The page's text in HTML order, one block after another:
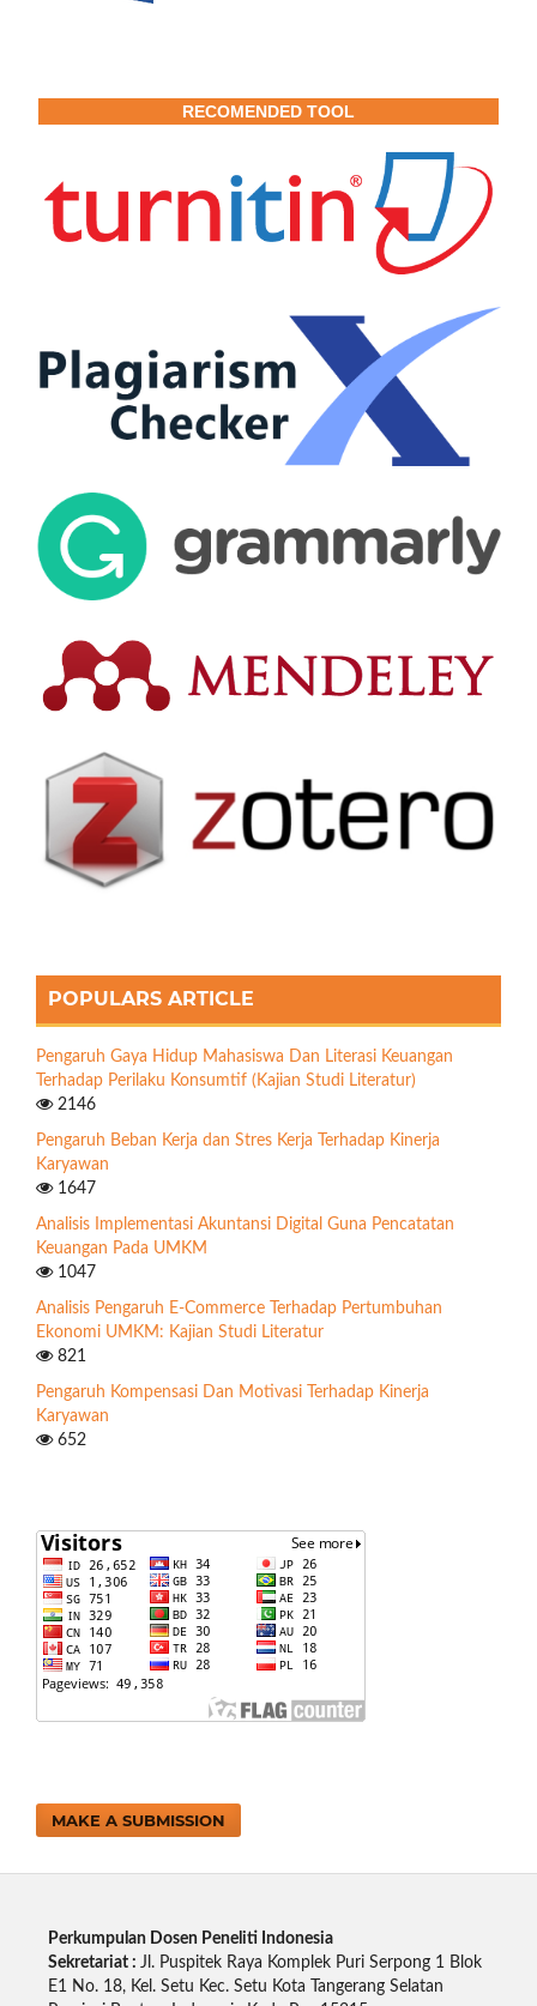
RECOMENDED TOOL
POPULARS ARTICLE
Pengaruh Gaya Hidup Mahasiswa Dan Literasi Keuangan
Terhadap Perilaku Konsumtif (Kajian Studi Literatur)
2146
Pengaruh Beban Kerja dan Stres Kerja Terhadap Kinerja
Karyawan
1647
Analisis Implementasi Akuntansi Digital Guna Pencatatan
Keuangan Pada UMKM
1047
Analisis Pengaruh E-Commerce Terhadap Pertumbuhan
Ekonomi UMKM: Kajian Studi Literatur
821
Pengaruh Kompensasi Dan Motivasi Terhadap Kinerja
Karyawan
652
MAKE A SUBMISSION
Perkumpulan Dosen Peneliti Indonesia
Sekretariat : Jl. Puspitek Raya Komplek Puri Serpong 1 Blok
E1 No. 18, Kel. Setu Kec. Setu Kota Tangerang Selatan